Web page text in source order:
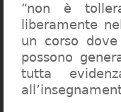
“non è
liberamente
un corso
possono
tutta